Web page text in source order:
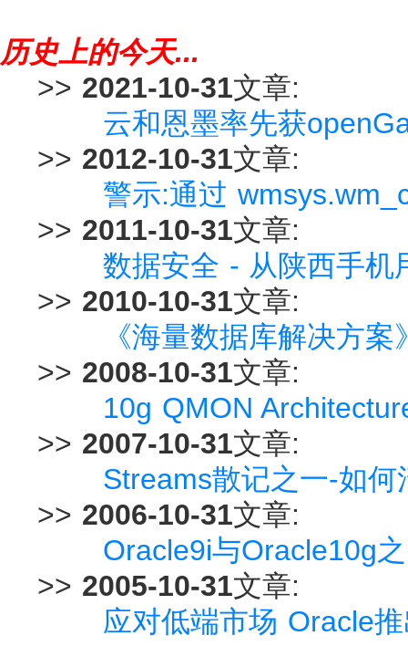
历史上的今天...
>> 2021-10-31文章:
云和恩墨率先获
>> 2012-10-31文章:
警示:通过
>> 2011-10-31文章:
数据安全 - 从陕西手机
>> 2010-10-31文章:
《海量数据库解决方
>> 2008-10-31文章:
10g QMON
>> 2007-10-31文章:
Streams散记之一-如何
>> 2006-10-31文章:
Oracle9i与Oracle10g
>> 2005-10-31文章:
应对低端市场 Oracle